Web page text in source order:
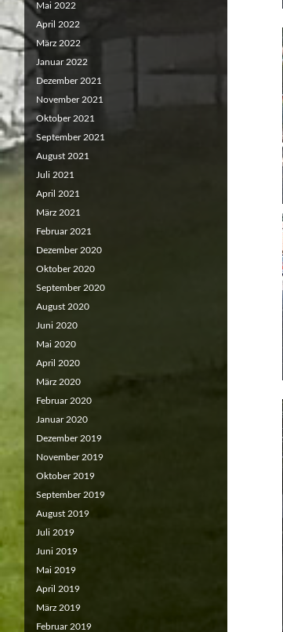
Mai 2022
April 2022
März 2022
Januar 2022
Dezember 2021
November 2021
Oktober 2021
September 2021
August 2021
Juli 2021
April 2021
März 2021
Februar 2021
Dezember 2020
Oktober 2020
September 2020
August 2020
Juni 2020
Mai 2020
April 2020
März 2020
Februar 2020
Januar 2020
Dezember 2019
November 2019
Oktober 2019
September 2019
August 2019
Juli 2019
Juni 2019
Mai 2019
April 2019
März 2019
Februar 2019